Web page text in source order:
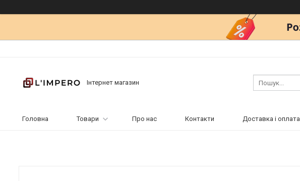
Інтернет магазин
Головна Товари Про нас Контакти Доставка і оплата